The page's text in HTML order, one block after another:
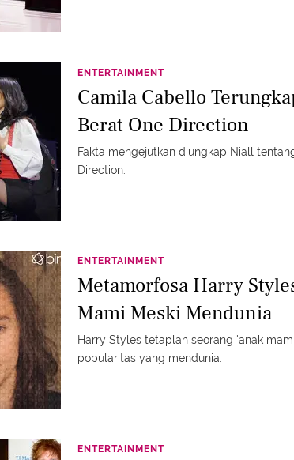
ENTERTAINMENT
Camila Cabello
Berat One Direction
Fakta mengejutkan diungkap Niall
Direction.
ENTERTAINMENT
Metamorfosa Harry
Mami Meski Mendunia
Harry Styles tetaplah seorang 'anak
popularitas yang mendunia.
ENTERTAINMENT